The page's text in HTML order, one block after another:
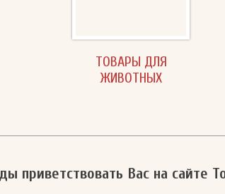
ТОВАРЫ ДЛЯ
ЖИВОТНЫХ
приветствовать Вас на сайте